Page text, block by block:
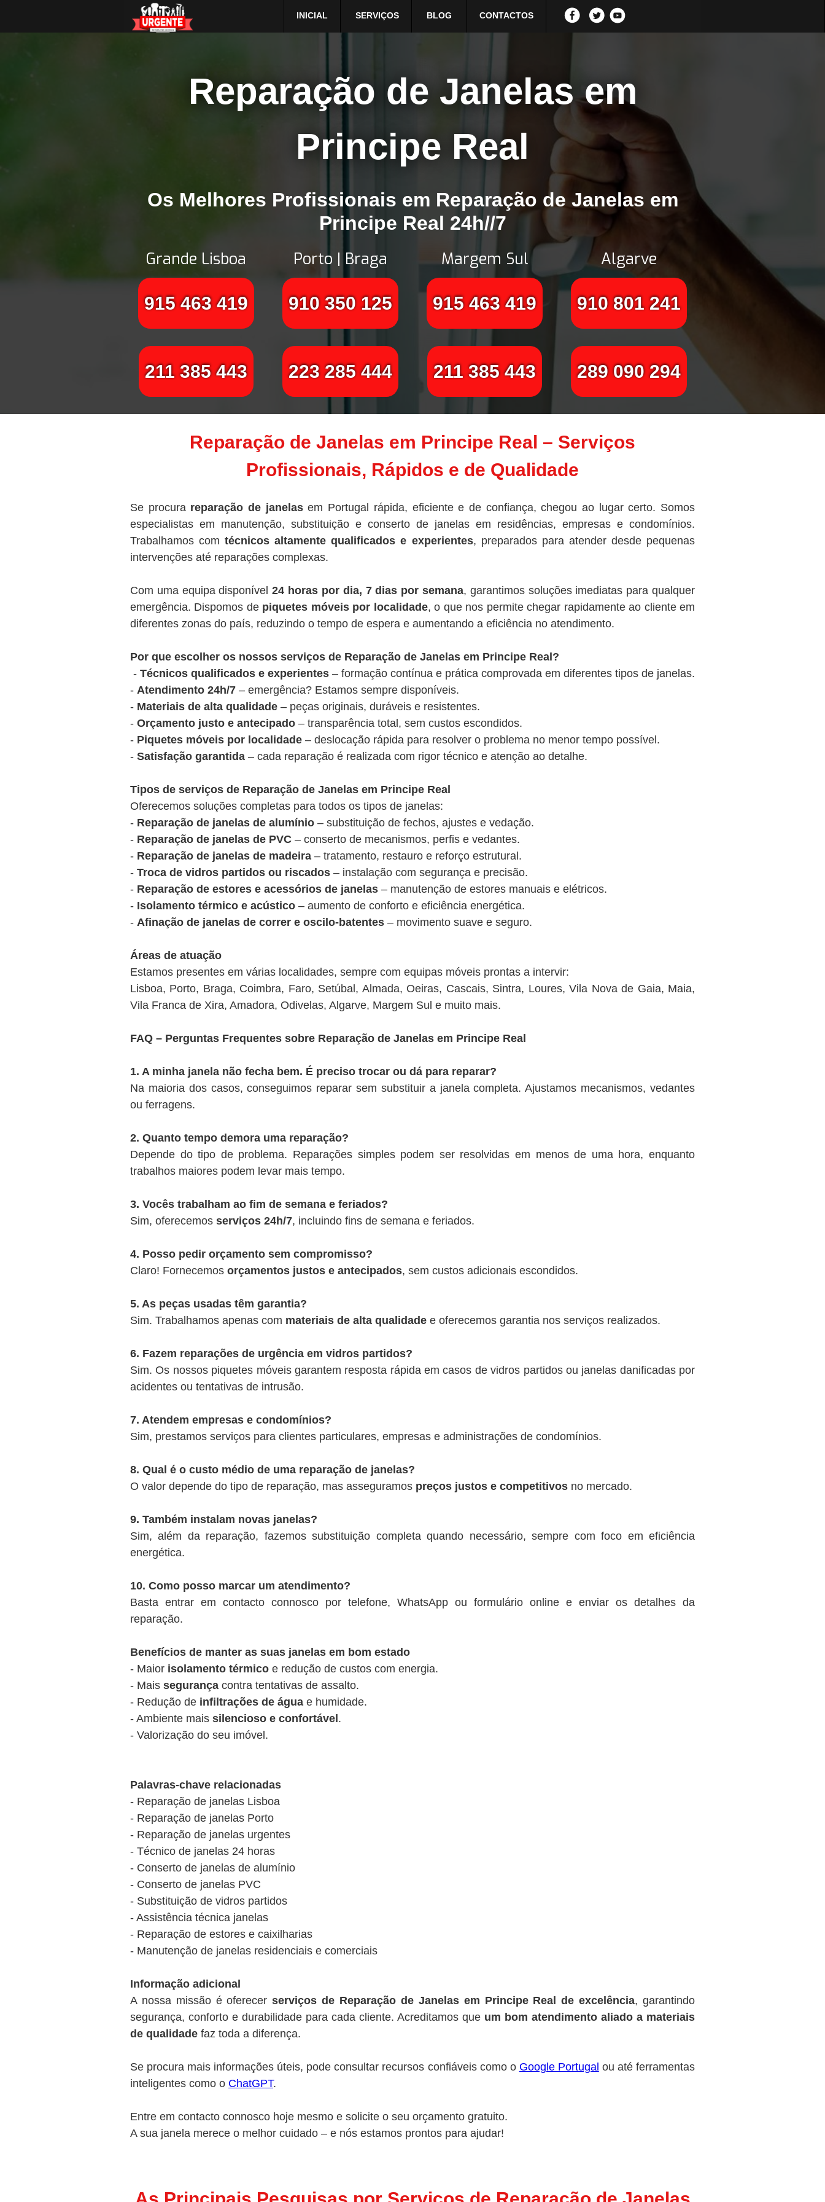
INICIAL SERVIÇOS BLOG CONTACTOS
Reparação de Janelas em
Principe Real
Os Melhores Profissionais em Reparação de Janelas em
Principe Real 24h//7
Grande Lisboa
915 463 419
211 385 443
Porto | Braga
910 350 125
223 285 444
Margem Sul
915 463 419
211 385 443
Algarve
910 801 241
289 090 294
Reparação de Janelas em Principe Real – Serviços
Profissionais, Rápidos e de Qualidade
Se procura reparação de janelasem Portugal rápida, eficiente e de confiança, chegou ao lugar certo. Somos
especialistas em manutenção, substituição e conserto de janelas em residências, empresas e condomínios.
Trabalhamos comtécnicos altamente qualificados e experientes, preparados para atender desde pequenas
intervenções até reparações complexas.
Com uma equipa disponível24 horas por dia, 7 dias por semana, garantimos soluções imediatas para qualquer
emergência. Dispomos de piquetes móveis por localidade, o que nos permite chegar rapidamente ao cliente em
diferentes zonas do país, reduzindo o tempo de espera e aumentando a eficiência no atendimento.
Por que escolher os nossos serviços de Reparação de Janelas em Principe Real?
- Técnicos qualificados e experientes – formação contínua e prática comprovada em diferentes tipos de janelas.
- Atendimento 24h/7 – emergência? Estamos sempre disponíveis.
- Materiais de alta qualidade – peças originais, duráveis e resistentes.
- Orçamento justo e antecipado – transparência total, sem custos escondidos.
- Piquetes móveis por localidade – deslocação rápida para resolver o problema no menor tempo possível.
- Satisfação garantida – cada reparação é realizada com rigor técnico e atenção ao detalhe.
Tipos de serviços de Reparação de Janelas em Principe Real
Oferecemos soluções completas para todos os tipos de janelas:
- Reparação de janelas de alumínio – substituição de fechos, ajustes e vedação.
- Reparação de janelas de PVC – conserto de mecanismos, perfis e vedantes.
- Reparação de janelas de madeira – tratamento, restauro e reforço estrutural.
- Troca de vidros partidos ou riscados – instalação com segurança e precisão.
- Reparação de estores e acessórios de janelas – manutenção de estores manuais e elétricos.
- Isolamento térmico e acústico – aumento de conforto e eficiência energética.
- Afinação de janelas de correr e oscilo-batentes – movimento suave e seguro.
Áreas de atuação
Estamos presentes em várias localidades, sempre com equipas móveis prontas a intervir:
Lisboa, Porto, Braga, Coimbra, Faro, Setúbal, Almada, Oeiras, Cascais, Sintra, Loures, Vila Nova de Gaia, Maia,
Vila Franca de Xira, Amadora, Odivelas, Algarve, Margem Sul e muito mais.
FAQ – Perguntas Frequentes sobre Reparação de Janelas em Principe Real
1. A minha janela não fecha bem. É preciso trocar ou dá para reparar?
Na maioria dos casos, conseguimos reparar sem substituir a janela completa. Ajustamos mecanismos, vedantes
ou ferragens.
2. Quanto tempo demora uma reparação?
Depende do tipo de problema. Reparações simples podem ser resolvidas em menos de uma hora, enquanto
trabalhos maiores podem levar mais tempo.
3. Vocês trabalham ao fim de semana e feriados?
Sim, oferecemos serviços 24h/7, incluindo fins de semana e feriados.
4. Posso pedir orçamento sem compromisso?
Claro! Fornecemos orçamentos justos e antecipados, sem custos adicionais escondidos.
5. As peças usadas têm garantia?
Sim. Trabalhamos apenas com materiais de alta qualidade e oferecemos garantia nos serviços realizados.
6. Fazem reparações de urgência em vidros partidos?
Sim. Os nossos piquetes móveis garantem resposta rápida em casos de vidros partidos ou janelas danificadas por
acidentes ou tentativas de intrusão.
7. Atendem empresas e condomínios?
Sim, prestamos serviços para clientes particulares, empresas e administrações de condomínios.
8. Qual é o custo médio de uma reparação de janelas?
O valor depende do tipo de reparação, mas asseguramos preços justos e competitivos no mercado.
9. Também instalam novas janelas?
Sim, além da reparação, fazemos substituição completa quando necessário, sempre com foco em eficiência
energética.
10. Como posso marcar um atendimento?
Basta entrar em contacto connosco por telefone, WhatsApp ou formulário online e enviar os detalhes da
reparação.
Benefícios de manter as suas janelas em bom estado
- Maior isolamento térmico e redução de custos com energia.
- Mais segurança contra tentativas de assalto.
- Redução de infiltrações de água e humidade.
- Ambiente mais silencioso e confortável .
- Valorização do seu imóvel.
Palavras-chave relacionadas
- Reparação de janelas Lisboa
- Reparação de janelas Porto
- Reparação de janelas urgentes
- Técnico de janelas 24 horas
- Conserto de janelas de alumínio
- Conserto de janelas PVC
- Substituição de vidros partidos
- Assistência técnica janelas
- Reparação de estores e caixilharias
- Manutenção de janelas residenciais e comerciais
Informação adicional
A nossa missão é oferecerserviços de Reparação de Janelas em Principe Real de excelência, garantindo
segurança, conforto e durabilidade para cada cliente. Acreditamos que um bom atendimento aliado a materiais
de qualidade faz toda a diferença.
Se procura mais informações úteis, pode consultar recursos confiáveis como o Google Portugal ou até ferramentas
inteligentes como o ChatGPT.
Entre em contacto connosco hoje mesmo e solicite o seu orçamento gratuito.
A sua janela merece o melhor cuidado – e nós estamos prontos para ajudar!